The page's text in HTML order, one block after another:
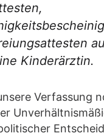
Kinderärztin.
Verfassung